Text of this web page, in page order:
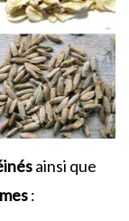
ainsi que
: